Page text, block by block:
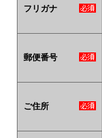
フリガナ
郵便番号
ご住所